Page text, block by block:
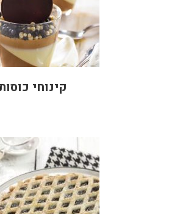
קינוחי